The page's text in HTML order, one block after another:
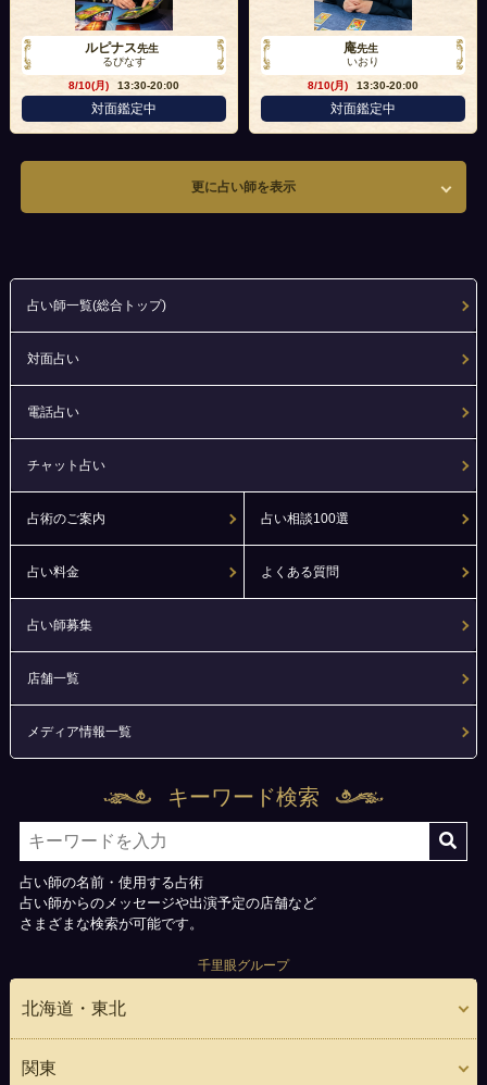
ルピナス先生
るぴなす
8/10(月)
13:30-20:00
対面鑑定中
庵先生
いおり
8/10(月)
13:30-20:00
対面鑑定中
更に占い師を表示
占い師一覧(総合トップ)
対面占い
電話占い
チャット占い
占術のご案内 占い相談100選
占い料金 よくある質問
占い師募集
店舗一覧
メディア情報一覧
キーワード検索
占い師の名前・使用する占術
占い師からのメッセージや出演予定の店舗など
さまざまな検索が可能です。
千里眼グループ
北海道・東北
関東